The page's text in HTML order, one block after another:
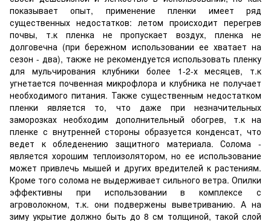
показывает опыт, применение пленки имеет ряд
существенных недостатков: летом происходит перегрев
почвы, т.к пленка не пропускает воздух, пленка не
долговечна (при бережном использовании ее хватает на
сезон - два), также не рекомендуется использовать пленку
для мульчирования клубники более 1-2-х месяцев, т.к
угнетается почвенная микрофлора и клубника не получает
необходимого питания. Также существенным недостатком
пленки является то, что даже при незначительных
заморозках необходим дополнительный обогрев, т.к на
пленке с внутренней стороны образуется конденсат, что
ведет к обледенению защитного материала. Солома -
является хорошим теплоизолятором, но ее использование
может привлечь мышей и других вредителей к растениям.
Кроме того солома не выдерживает сильного ветра. Опилки
эффективны при использовании в комплексе с
агроволокном, т.к. они подвержены выветриванию. А на
зиму укрытие должно быть до 8 см толщиной, такой слой